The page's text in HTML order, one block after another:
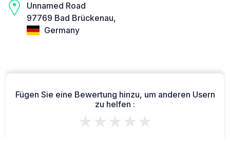
Unnamed Road
97769 Bad Brückenau,
Germany
Fügen Sie eine Bewertung hinzu, um anderen Usern
zu helfen :
★★★★★